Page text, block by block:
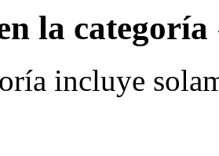
la categoría
incluye